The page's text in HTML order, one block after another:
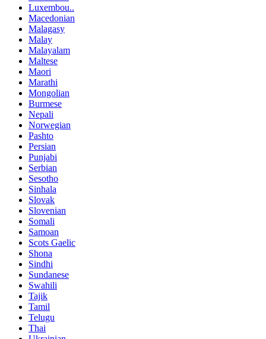
Luxembou..
Macedonian
Malagasy
Malay
Malayalam
Maltese
Maori
Marathi
Mongolian
Burmese
Nepali
Norwegian
Pashto
Persian
Punjabi
Serbian
Sesotho
Sinhala
Slovak
Slovenian
Somali
Samoan
Scots Gaelic
Shona
Sindhi
Sundanese
Swahili
Tajik
Tamil
Telugu
Thai